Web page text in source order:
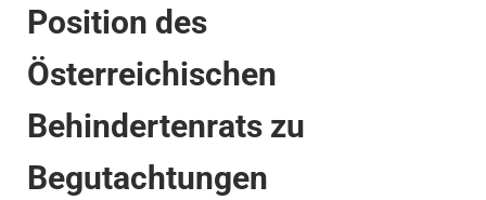
Position des
Österreichischen
Behindertenrats zu
Begutachtungen